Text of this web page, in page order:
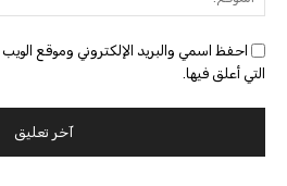
احفظ اسمي والبريد الإلكتروني وموقع
التي أعلق فيها.